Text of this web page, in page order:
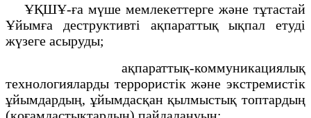
ҰҚШҰ-ға мүше мемлекеттерге және тұтастай
Ұйымға деструктивті ақпараттық ықпал етуді
жүзеге асыруды;
ақпараттық-коммуникациялық
технологияларды террористік және экстремистік
ұйымдардың, ұйымдасқан қылмыстық топтардың